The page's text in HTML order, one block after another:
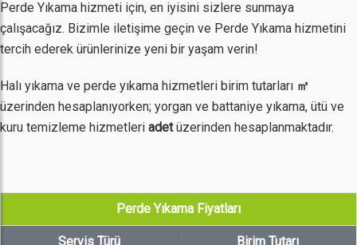
Perde Yıkama hizmeti için, en iyisini sizlere sunmaya
çalışacağız. Bizimle iletişime geçin ve Perde Yıkama hizmetini
tercih ederek ürünlerinize yeni bir yaşam verin!
Halı yıkama ve perde yıkama hizmetleri birim tutarları ㎡
üzerinden hesaplanıyorken; yorgan ve battaniye yıkama, ütü ve
kuru temizleme hizmetleri adetüzerinden hesaplanmaktadır.
Perde Yıkama Fiyatları
Servis Türü Birim Tutarı